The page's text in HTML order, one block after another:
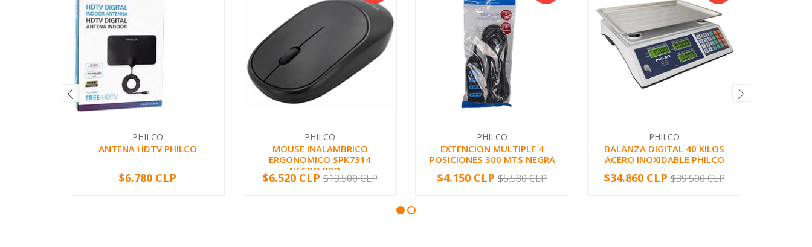
PHILCO
ANTENA HDTV PHILCO
+
$6.780 CLP
PHILCO
MOUSE INALAMBRICO
ERGONOMICO SPK7314
NEGRO PRO ...
+
$6.520 CLP $13.500 CLP
PHILCO
EXTENCION MULTIPLE 4
POSICIONES 300 MTS NEGRA
+
$4.150 CLP $5.580 CLP
PHILCO
BALANZA DIGITAL 40 KILOS
ACERO INOXIDABLE PHILCO
+
-$34.860 CLP $39.500 CLP